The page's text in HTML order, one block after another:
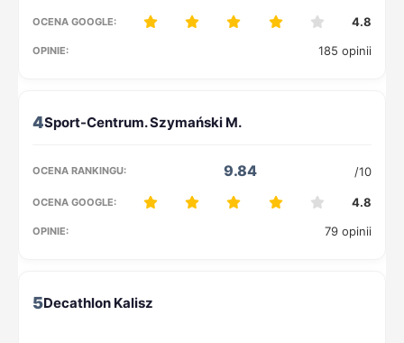
4.8
185 opinii
4
9.84 /10
4.8
79 opinii
5